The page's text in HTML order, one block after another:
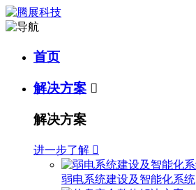
首页
解决方案 
解决方案
进一步了解 
弱电系统建设及智能化系统